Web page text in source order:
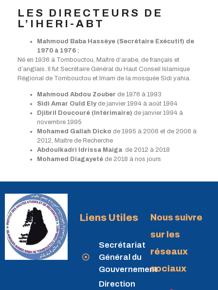
LES DIRECTEURS DE
L’IHERI-ABT
Mahmoud Baba Hassèye (Secrétaire Exécutif) de
1970 à 1976 :
Né en 1936 à Tombouctou, Maître d’arabe, de français et
d’anglais. Il fut Secrétaire Général du Haut Conseil Islamique
Régional de Tombouctou et Imam de la mosquée Sidi yahia.
Mahmoud Abdou Zouber de 1976 à 1993
Sidi Amar Ould Ely de janvier 1994 à août 1994
Djibril Doucouré (Intérimaire) de janvier 1994 à
novembre 1995
Mohamed Gallah Dicko de 1995 à 2006 et de 2006 à
2012, Maître de Recherche
Abdoulkadri Idrissa Maiga de 2012 à 2018
Mohamed Diagayeté de 2018 à nos jours
Liens Utiles
Secrétariat
Général du
Gouvernement
Direction
Nous suivre
sur les
réseaux
sociaux